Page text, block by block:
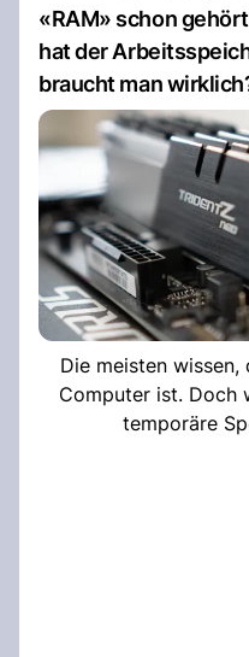
«RAM» schon
hat der
braucht man
Die meisten
Computer ist. Doch
temporäre